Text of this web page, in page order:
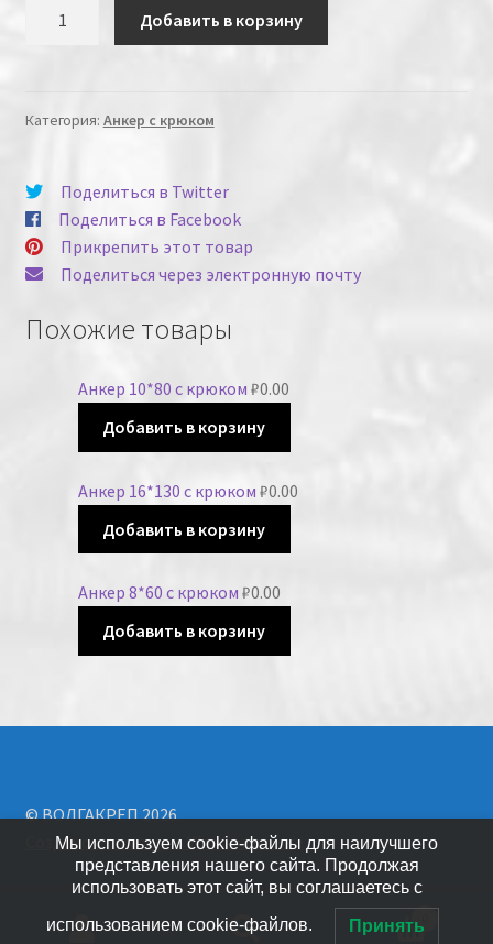
Добавить в корзину
Категория: Анкер с крюком
Поделиться в Twitter
Поделиться в Facebook
Прикрепить этот товар
Поделиться через электронную почту
Похожие товары
Анкер 10*80 с крюком ₽0.00
Добавить в корзину
Анкер 16*130 с крюком ₽0.00
Добавить в корзину
Анкер 8*60 с крюком ₽0.00
Добавить в корзину
© ВОЛГАКРЕП 2026
Создано с помощью WooCommerce
Мы используем cookie-файлы для наилучшего
представления нашего сайта. Продолжая
использовать этот сайт, вы соглашаетесь с
использованием cookie-файлов. Принять